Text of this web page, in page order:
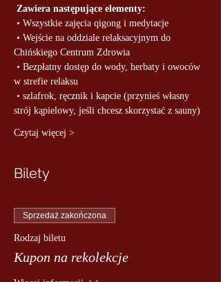
Zawiera następujące elementy:
• Wszystkie zajęcia qigong i medytacje
Chińskiego Centrum Zdrowia
w strefie relaksu
strój kąpielowy, jeśli chcesz skorzystać z sauny)
Czytaj więcej >
Bilety
Sprzedaż zakończona
Rodzaj biletu
Kupon na rekolekcje